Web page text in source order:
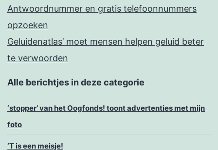
Antwoordnummer en gratis telefoonnummers
opzoeken
Geluidenatlas’ moet mensen helpen geluid beter
te verwoorden
Alle berichtjes in deze categorie
‘stopper’ van het Oogfonds! toont advertenties met mijn
foto
‘T is een meisje!